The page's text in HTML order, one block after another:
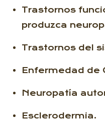
Trastornos
produzca
Trastornos del
Enfermedad de
Neuropatía
Esclerodermia.